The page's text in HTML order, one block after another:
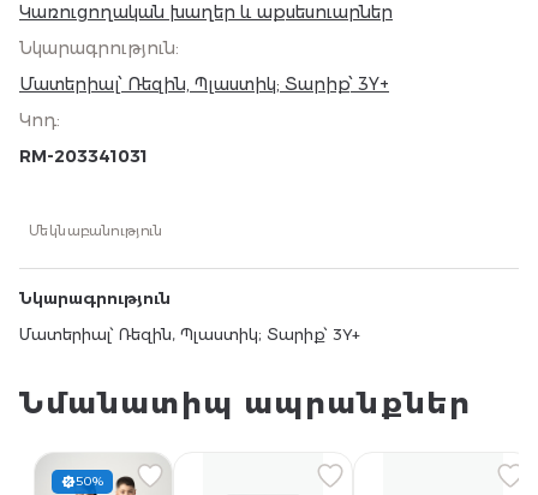
Կառուցողական խաղեր և աքսեսուարներ
Նկարագրություն:
Մատերիալ՝ Ռեզին, Պլաստիկ; Տարիք՝ 3Y+
Կոդ:
RM-203341031
Մեկնաբանություն
Նկարագրություն
Մատերիալ՝ Ռեզին, Պլաստիկ; Տարիք՝ 3Y+
Նմանատիպ ապրանքներ
50%